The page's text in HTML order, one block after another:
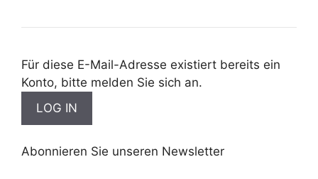
Für diese E-Mail-Adresse existiert bereits ein
Konto, bitte melden Sie sich an.
Abonnieren Sie unseren Newsletter